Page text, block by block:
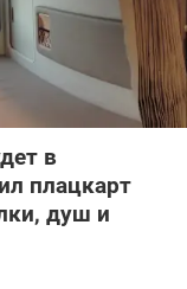
в
плацкарт
душ и